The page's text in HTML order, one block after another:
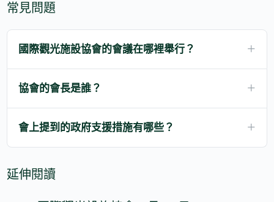
常見問題
國際觀光施設協會的會議在哪裡舉行？
協會的會長是誰？
會上提到的政府支援措施有哪些？
延伸閱讀